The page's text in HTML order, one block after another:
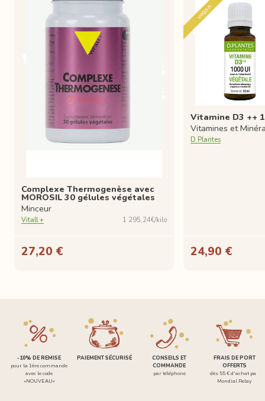
Complexe Thermogenèse avec
MOROSIL 30 gélules végétales
Minceur
Vitall + 1 295,24€/kilo
27,20 €
vegan
Vitamine D3 ++
Vitamines et
D Plantes
24,90 €
-10% DE REMISE
pour la 1ère commande
avec le code
«NOUVEAU»
PAIEMENT SÉCURISÉ
CONSEILS ET
COMMANDE
par téléphone
FRAIS DE PORT
OFFERTS
dès 55 € d'achat par
Mondial Relay